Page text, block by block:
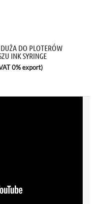
DO PLOTERÓW
INK SYRINGE
0% export)